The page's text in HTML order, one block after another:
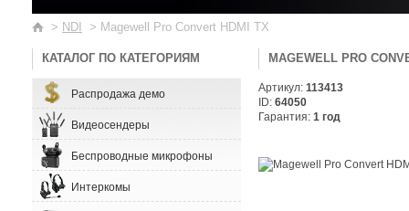
> NDI > Magewell Pro Convert HDMI TX
КАТАЛОГ ПО КАТЕГОРИЯМ
Распродажа демо
Видеосендеры
Беспроводные микрофоны
Интеркомы
MAGEWELL PRO
Артикул: 113413
ID: 64050
Гарантия: 1 год